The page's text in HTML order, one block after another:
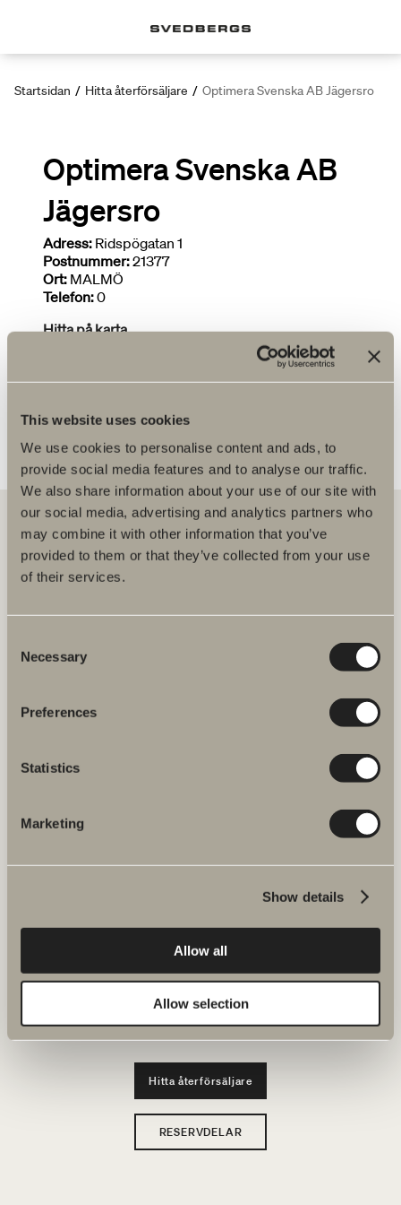
This website uses cookies
We use cookies to personalise content and ads, to
provide social media features and to analyse our traffic.
We also share information about your use of our site with
our social media, advertising and analytics partners who
may combine it with other information that you’ve
provided to them or that they’ve collected from your use
of their services.
Selection
Necessary
Preferences
Statistics
Marketing
Show details
Allow all
Allow selection
Startsidan / Hitta återförsäljare / Optimera Svenska AB Jägersro
Optimera Svenska AB
Jägersro
Adress: Ridspögatan 1
Postnummer:21377
Ort: MALMÖ
Telefon:0
Hitta på karta
Hos oss hittar du allt för hela badrummet. Från badrumsmöbler,
tvättställ och blandare till duschar, badkar, handdukstorkar och WC.
514 60 Dalstorp
Hållbarhet
Badrumsinspiration
Hitta återförsäljare
RESERVDELAR